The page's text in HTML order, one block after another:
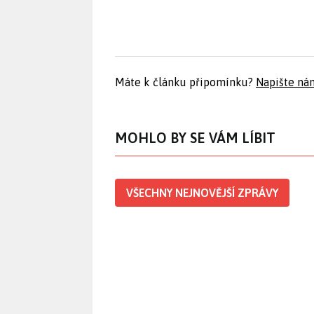
Máte k článku připomínku? Napište
MOHLO BY SE VÁM LÍBIT
VŠECHNY NEJNOVĚJŠÍ ZPRÁVY